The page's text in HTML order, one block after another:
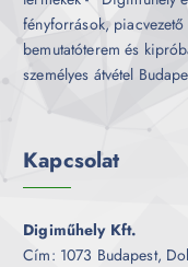
fényforrások,
bemutatóterem és
személyes átvétel
Kapcsolat
Digiműhely Kft.
Cím: 1073 Budapest,